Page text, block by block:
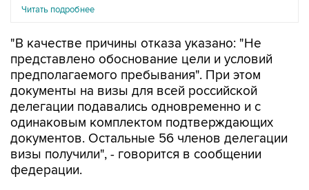
Читать подробнее
"В качестве причины отказа указано: "Не
представлено обоснование цели и условий
предполагаемого пребывания". При этом
документы на визы для всей российской
делегации подавались одновременно и с
одинаковым комплектом подтверждающих
документов. Остальные 56 членов делегации
визы получили", - говорится в сообщении
федерации.